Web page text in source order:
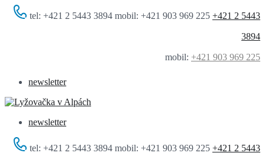
tel: +421 2 5443 3894 mobil: +421 903 969 225 +421 2 5443
3894
mobil: +421 903 969 225
newsletter
newsletter
tel: +421 2 5443 3894 mobil: +421 903 969 225 +421 2 5443